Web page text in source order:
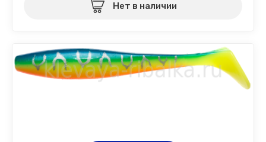
Нет в наличии